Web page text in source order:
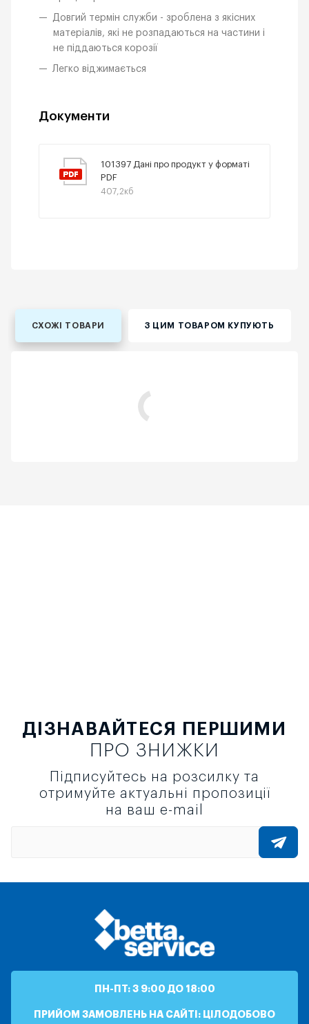
Довгий термін служби - зроблена з якісних
матеріалів, які не розпадаються на частини і
не піддаються корозії
Легко віджимається
Документи
101397 Дані про продукт у форматі
PDF
407,2кб
СХОЖІ ТОВАРИ З ЦИМ ТОВАРОМ КУПУЮТЬ
ДІЗНАВАЙТЕСЯ ПЕРШИМИ
ПРО ЗНИЖКИ
Підписуйтесь на розсилку та
отримуйте актуальні пропозиції
на ваш e-mail
ПН-ПТ: З 9:00 ДО 18:00
ПРИЙОМ ЗАМОВЛЕНЬ НА САЙТІ: ЦІЛОДОБОВО